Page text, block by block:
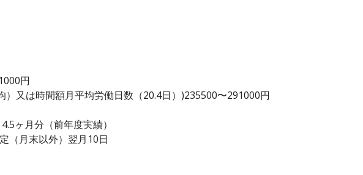
円
）又は時間額月平均労働日数（20.4日）)235500〜291000円
ヶ月分（前年度実績）
（月末以外）翌月10日